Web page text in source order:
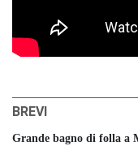
BREVI
Grande bagno di folla a